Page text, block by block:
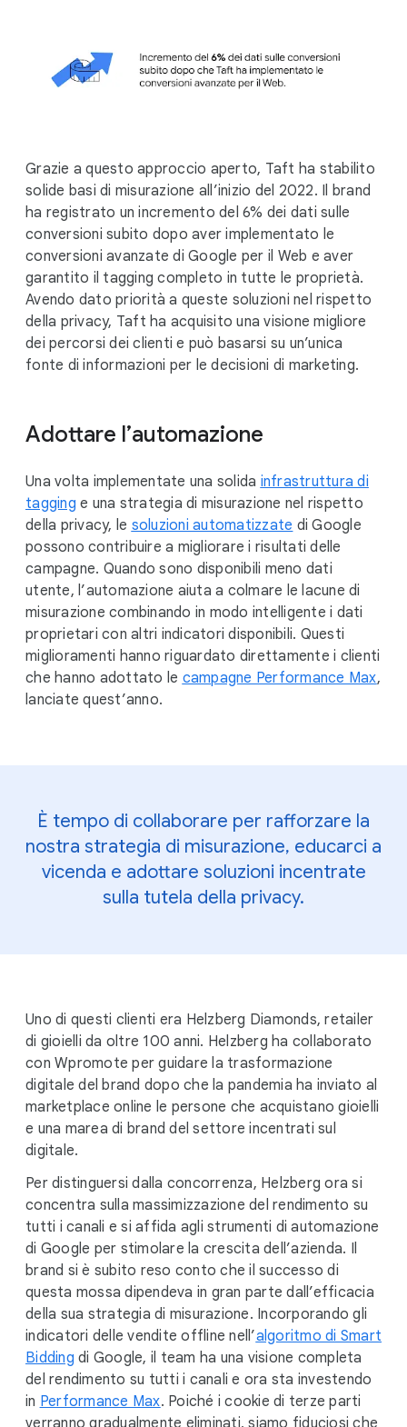
Grazie a questo approccio aperto, Taft ha stabilito
solide basi di misurazione all’inizio del 2022. Il brand
ha registrato un incremento del 6% dei dati sulle
conversioni subito dopo aver implementato le
conversioni avanzate di Google per il Web e aver
garantito il tagging completo in tutte le proprietà.
Avendo dato priorità a queste soluzioni nel rispetto
della privacy, Taft ha acquisito una visione migliore
dei percorsi dei clienti e può basarsi su un’unica
fonte di informazioni per le decisioni di marketing.
Adottare l’automazione
Una volta implementate una solida infrastruttura di
tagging e una strategia di misurazione nel rispetto
della privacy, le soluzioni automatizzate di Google
possono contribuire a migliorare i risultati delle
campagne. Quando sono disponibili meno dati
utente, l’automazione aiuta a colmare le lacune di
misurazione combinando in modo intelligente i dati
proprietari con altri indicatori disponibili. Questi
miglioramenti hanno riguardato direttamente i clienti
che hanno adottato le campagne Performance Max,
lanciate quest’anno.
È tempo di collaborare per rafforzare la
nostra strategia di misurazione, educarci a
vicenda e adottare soluzioni incentrate
sulla tutela della privacy.
Uno di questi clienti era Helzberg Diamonds, retailer
di gioielli da oltre 100 anni. Helzberg ha collaborato
con Wpromote per guidare la trasformazione
digitale del brand dopo che la pandemia ha inviato al
marketplace online le persone che acquistano gioielli
e una marea di brand del settore incentrati sul
digitale.
Per distinguersi dalla concorrenza, Helzberg ora si
concentra sulla massimizzazione del rendimento su
tutti i canali e si affida agli strumenti di automazione
di Google per stimolare la crescita dell’azienda. Il
brand si è subito reso conto che il successo di
questa mossa dipendeva in gran parte dall’efficacia
della sua strategia di misurazione. Incorporando gli
indicatori delle vendite offline nell’algoritmo di Smart
Bidding di Google, il team ha una visione completa
del rendimento su tutti i canali e ora sta investendo
in Performance Max. Poiché i cookie di terze parti
verranno gradualmente eliminati, siamo fiduciosi che